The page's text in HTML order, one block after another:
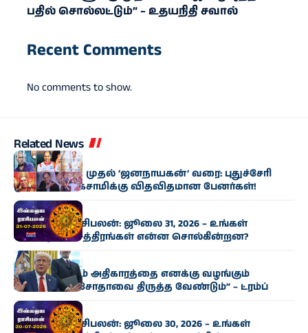
பதில் சொல்லட்டும்” – உதயநிதி சவால்
Recent Comments
No comments to show.
Related News
இந்தியா
‘ரேஸர்’ அஜித் முதல் ‘ஜனநாயகன்’ வரை: புதுச்சேரி
முதல்வர் ரங்கசாமிக்கு விதவிதமான பேனர்கள்!
ராசிபலன்
இன்றைய ராசிபலன்: ஜூலை 31, 2026 – உங்கள்
அதிர்ஷ்ட நட்சத்திரங்கள் என்ன சொல்கின்றன?
இந்தியா
“வரி விதிக்கும் அதிகாரத்தை எனக்கு வழங்கும்
வகையில் மசோதாவை திருத்த வேண்டும்” – ட்ரம்ப்
ராசிபலன்
இன்றைய ராசிபலன்: ஜூலை 30, 2026 – உங்கள்